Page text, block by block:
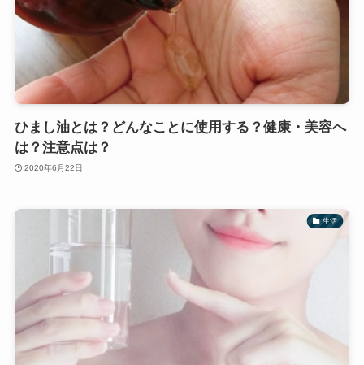
ひまし油とは？どんなことに使用する？健康・美容へ
は？注意点は？
2020年6月22日
生活